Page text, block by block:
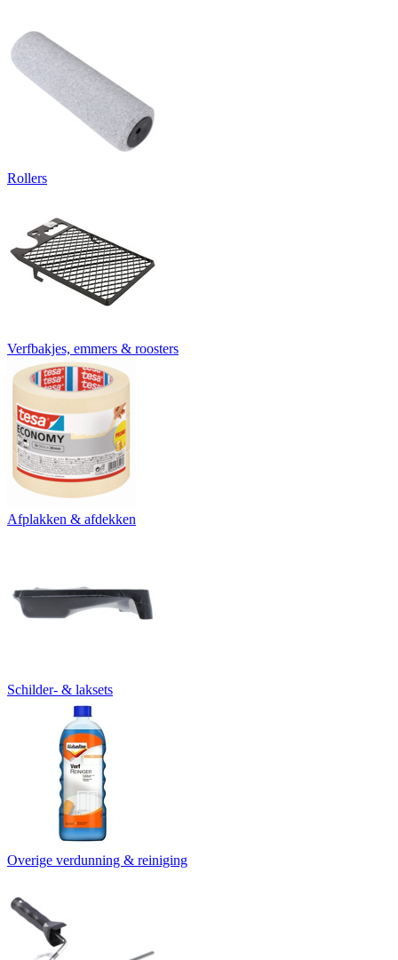
Rollers
Verfbakjes, emmers & roosters
Afplakken & afdekken
Schilder- & laksets
Overige verdunning & reiniging